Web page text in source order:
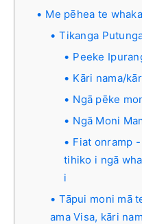
Me pēhea te
Tikanga
Peeke
Kāri nama/
Ngā pēke
Ngā Moni
Fiat onramp
tihiko i ngā
i
Tāpui moni mā
ama Visa, kāri